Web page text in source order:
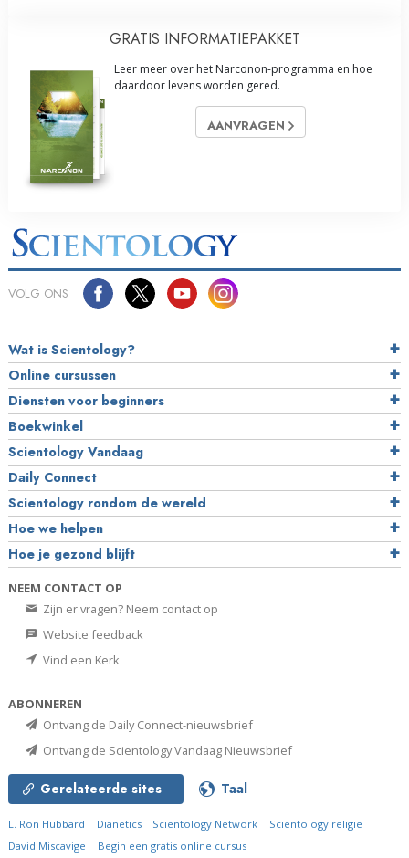
GRATIS INFORMATIE­PAKKET
Leer meer over het Narconon-programma en hoe
daardoor levens worden gered.
AANVRAGEN
VOLG ONS
Wat is Scientology?
Online cursussen
Diensten voor beginners
Boekwinkel
Scientology Vandaag
Daily Connect
Scientology rondom de wereld
Hoe we helpen
Hoe je gezond blijft
NEEM CONTACT OP
Zijn er vragen? Neem contact op
Website feedback
Vind een Kerk
ABONNEREN
Ontvang de Daily Connect-nieuwsbrief
Ontvang de Scientology Vandaag Nieuwsbrief
Gerelateerde sites Taal
L. Ron Hubbard Dianetics Scientology Network
Scientology religie
David Miscavige
Begin een gratis online cursus